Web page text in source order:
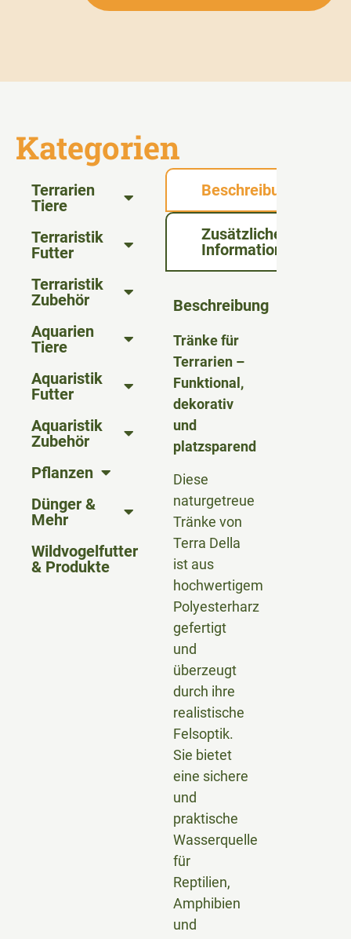
Kategorien
Terrarien
Tiere
Terraristik
Futter
Terraristik
Zubehör
Aquarien
Tiere
Aquaristik
Futter
Aquaristik
Zubehör
Pflanzen
Dünger &
Mehr
Wildvogelfutter
& Produkte
Beschreibung
Zusätzliche
Informationen
Beschreibung
Tränke für
Terrarien –
Funktional,
dekorativ
und
platzsparend
Diese
naturgetreue
Tränke von
Terra Della
ist aus
hochwertigem
Polyesterharz
gefertigt
und
überzeugt
durch ihre
realistische
Felsoptik.
Sie bietet
eine sichere
und
praktische
Wasserquelle
für
Reptilien,
Amphibien
und